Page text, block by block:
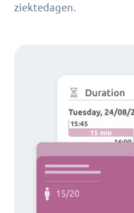
ziektedagen.